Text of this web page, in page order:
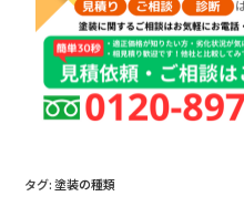
タグ:塗装の種類